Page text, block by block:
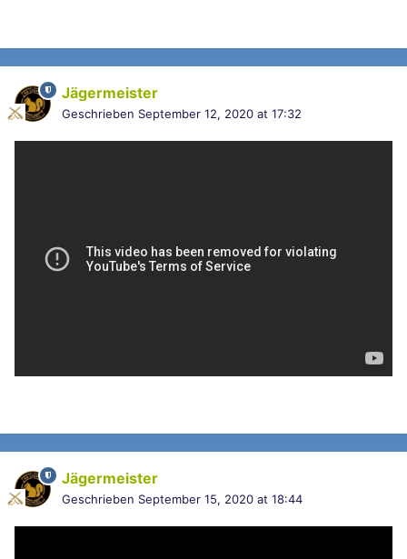
Jägermeister
Geschrieben September 12, 2020 at 17:32
Jägermeister
Geschrieben September 15, 2020 at 18:44